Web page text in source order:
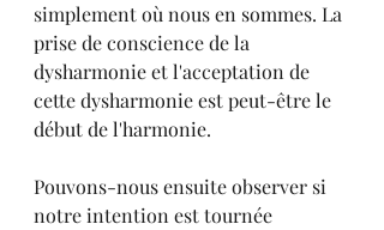
simplement où nous en sommes. La
prise de conscience de la
dysharmonie et l'acceptation de
cette dysharmonie est peut-être le
début de l'harmonie.
Pouvons-nous ensuite observer si
notre intention est tournée